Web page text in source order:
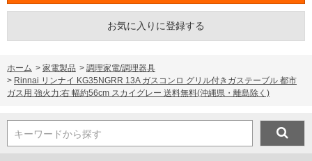
お気に入りに登録する
ホーム > 家電製品 > 調理家電/調理器具
> Rinnai リンナイ KG35NGRR 13A ガスコンロ グリル付きガステーブル 都市
ガス用 強火力:右 幅約56cm スカイグレー 送料無料(沖縄県・離島除く)
キーワードから探す